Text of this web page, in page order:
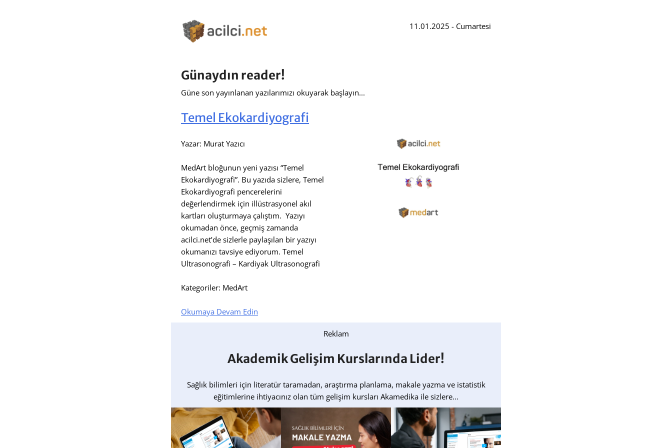
11.01.2025 - Cumartesi
Günaydın reader!
Güne son yayınlanan yazılarımızı okuyarak başlayın...
Temel Ekokardiyografi
Yazar: Murat Yazıcı
MedArt bloğunun yeni yazısı “Temel
Ekokardiyografi”. Bu yazıda sizlere, Temel
Ekokardiyografi pencerelerini
değerlendirmek için illüstrasyonel akıl
kartları oluşturmaya çalıştım. Yazıyı
okumadan önce, geçmiş zamanda
acilci.net’de sizlerle paylaşılan bir yazıyı
okumanızı tavsiye ediyorum. Temel
Ultrasonografi – Kardiyak Ultrasonografi
Kategoriler: MedArt
Okumaya Devam Edin
Reklam
Akademik Gelişim Kurslarında Lider!
Sağlık bilimleri için literatür taramadan, araştırma planlama, makale yazma ve istatistik
eğitimlerine ihtiyacınız olan tüm gelişim kursları Akamedika ile sizlere...